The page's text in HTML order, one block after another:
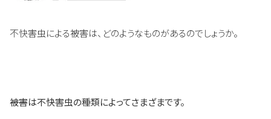
不快害虫による被害は、どのようなものがあるのでしょうか。
――被害は不快害虫の種類によってさまざまです。